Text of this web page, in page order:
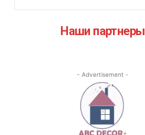
Наши партнеры
- Advertisement -